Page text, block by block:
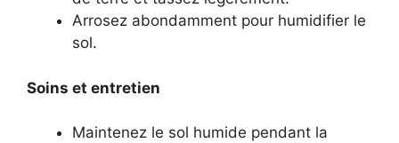
Arrosez abondamment pour humidifier le
sol.
Soins et entretien
Maintenez le sol humide pendant la